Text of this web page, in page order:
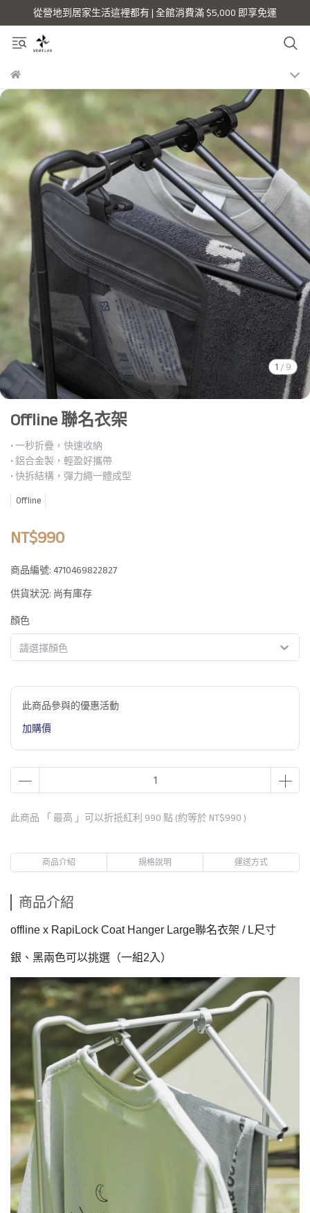
從營地到居家生活這裡都有 | 全館消費滿 $5,000 即享免運
1 / 9
Offline 聯名衣架
• 一秒折疊，快速收納
• 鋁合金製，輕盈好攜帶
• 快拆結構，彈力繩一體成型
Offline
NT$990
商品編號: 4710469822827
供貨狀況: 尚有庫存
顏色
請選擇顏色
此商品參與的優惠活動
加購價
此商品 「 最高 」可以折抵紅利 990 點 (約等於 NT$990 )
商品介紹 規格說明 運送方式
商品介紹
offline x RapiLock Coat Hanger Large聯名衣架 / L尺寸
銀、黑兩色可以挑選（一組2入）